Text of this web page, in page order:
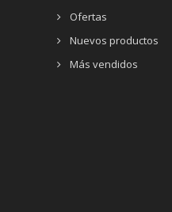
Ofertas
Nuevos productos
Más vendidos